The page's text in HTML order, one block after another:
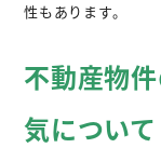
性もあります。
不動産物
気について